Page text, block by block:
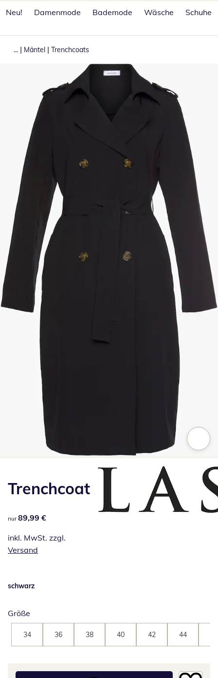
Neu!
Damenmode Bademode Wäsche Schuhe
... | Mäntel | Trenchcoats
Trenchcoat
89,99 €
nur 89,99 €
inkl. MwSt. zzgl.
Versand
schwarz
Größe
34 36 38 40 42 44